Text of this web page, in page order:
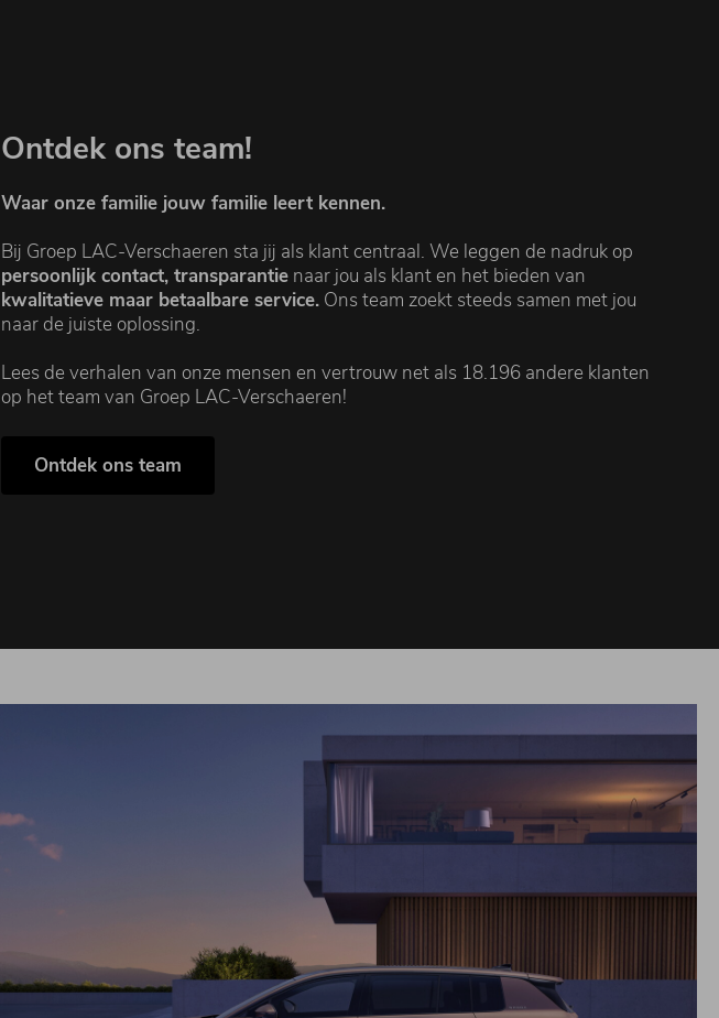
Ontdek ons team!
Waar onze familie jouw familie leert kennen.
Bij Groep LAC-Verschaeren sta jij als klant centraal. We leggen de nadruk op
persoonlijk contact, transparantie naar jou als klant en het bieden van
kwalitatieve maar betaalbare service. Ons team zoekt steeds samen met jou
naar de juiste oplossing.
Lees de verhalen van onze mensen en vertrouw net als 18.196 andere klanten
op het team van Groep LAC-Verschaeren!
Ontdek ons team